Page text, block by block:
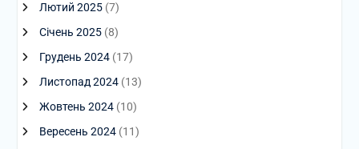
Лютий 2025(7)
Січень 2025(8)
Грудень 2024(17)
Листопад 2024(13)
Жовтень 2024(10)
Вересень 2024(11)